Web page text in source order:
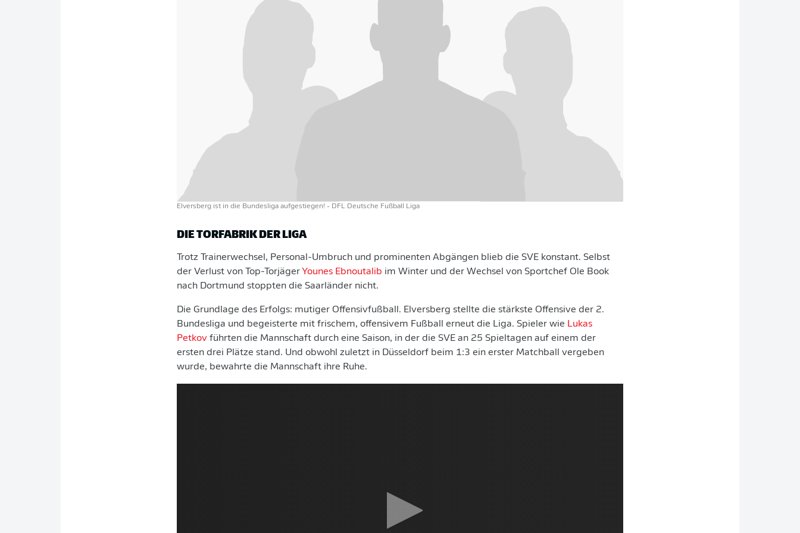
Elversberg ist in die Bundesliga aufgestiegen! - DFL Deutsche Fußball Liga
DIE TORFABRIK DER LIGA
Trotz Trainerwechsel, Personal-Umbruch und prominenten Abgängen blieb die SVE konstant. Selbst
der Verlust von Top-Torjäger Younes Ebnoutalib im Winter und der Wechsel von Sportchef Ole Book
nach Dortmund stoppten die Saarländer nicht.
Die Grundlage des Erfolgs: mutiger Offensivfußball. Elversberg stellte die stärkste Offensive der 2.
Bundesliga und begeisterte mit frischem, offensivem Fußball erneut die Liga. Spieler wie Lukas
Petkov führten die Mannschaft durch eine Saison, in der die SVE an 25 Spieltagen auf einem der
ersten drei Plätze stand. Und obwohl zuletzt in Düsseldorf beim 1:3 ein erster Matchball vergeben
wurde, bewahrte die Mannschaft ihre Ruhe.